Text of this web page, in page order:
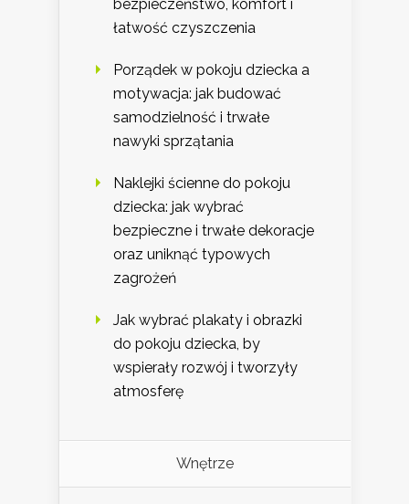
bezpieczeństwo, komfort i
łatwość czyszczenia
Porządek w pokoju dziecka a
motywacja: jak budować
samodzielność i trwałe
nawyki sprzątania
Naklejki ścienne do pokoju
dziecka: jak wybrać
bezpieczne i trwałe dekoracje
oraz uniknąć typowych
zagrożeń
Jak wybrać plakaty i obrazki
do pokoju dziecka, by
wspierały rozwój i tworzyły
atmosferę
Wnętrze